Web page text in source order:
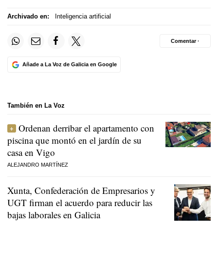
Archivado en: Inteligencia artificial
Añade a La Voz de Galicia en Google
Comentar ·
También en La Voz
Ordenan derribar el apartamento con
piscina que montó en el jardín de su
casa en Vigo
ALEJANDRO MARTÍNEZ
Xunta, Confederación de Empresarios y
UGT firman el acuerdo para reducir las
bajas laborales en Galicia